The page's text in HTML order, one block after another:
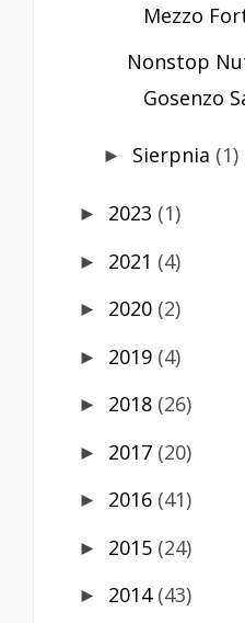
Mezzo
Nonstop
Gosenzo
► Sierpnia (1)
► 2023 (1)
► 2021 (4)
► 2020 (2)
► 2019 (4)
► 2018 (26)
► 2017 (20)
► 2016 (41)
► 2015 (24)
► 2014 (43)